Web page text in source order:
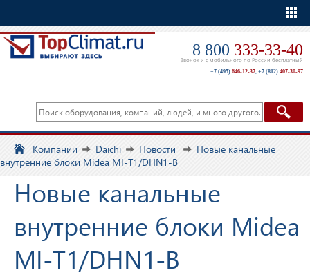
8 800 333-33-40
Звонок и с мобильного по России бесплатный
+7 (495) 646-12-37, +7 (812) 407-30-97
Компании Daichi Новости
Новые канальные
внутренние блоки Midea MI-T1/DHN1-B
Новые канальные
внутренние блоки Midea
MI-T1/DHN1-B